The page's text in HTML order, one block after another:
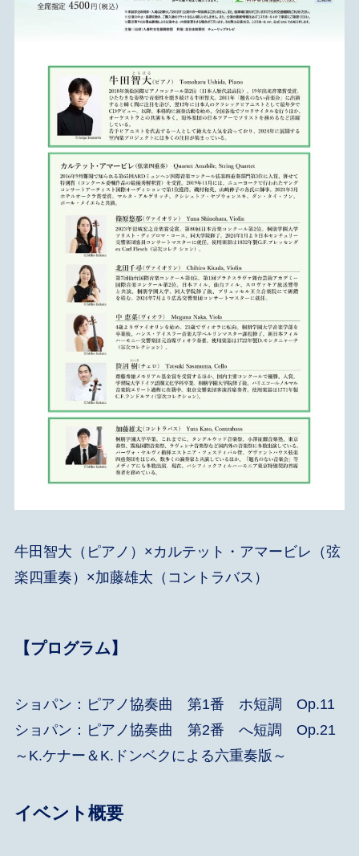
牛田智大（ピアノ）×カルテット・アマービレ（弦
楽四重奏）×加藤雄太（コントラバス）
【プログラム】
ショパン：ピアノ協奏曲 第1番 ホ短調 Op.11
ショパン：ピアノ協奏曲 第2番 へ短調 Op.21
～K.ケナー＆K.ドンベクによる六重奏版～
イベント概要